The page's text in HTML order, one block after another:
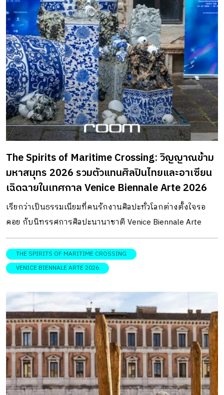
The Spirits of Maritime Crossing: วิญญาณข้าม
มหาสมุทร 2026 รวมตัวแทนศิลปินไทยและอาเซียน
เฉิดฉายในเทศกาล Venice Biennale Arte 2026
เรียกว่าเป็นธรรมเนียมที่คนรักงานศิลปะทั่วโลกต่างตั้งใจรอ
คอย กับนิทรรศการศิลปะนานาชาติ Venice Biennale Arte
หมุดหมายสำคัญของวงการในทุก ๆ 2 ปี และสำหรับปี 2026 นี้
จัดขึ้นเป็นครั้งที่ 61 ภายใต้ชื่อธีมงานว่า “In Minor Keys ” เพื่อ
แสดงออกถึงเสียงที่ไม่เคยถูกให้ความสำคัญ ด้วยการเล่าเรื่อง
ขัดแย้งจากโครงสร้างทางสังคมและการเมือง และข้อคิดทาง
ด้านทรัพยากรน้ำ โดยทุกปีของ Venice Biennale Arte มักแบ่ง
พื้นที่จัดแสดงงานศิลปะออกเป็น 2 พื้นที่หลัก คือ Giardini della
Biennale และ Arsenale di Venezia แล้วเพิ่มเติมงานน่าสนใจอีก
มากมายตามสถานที่ต่าง ๆ ในเมืองเวนิส อาทิ งาน The Spirits
of Maritime Crossing ของศิลปินไทยและอาเซียนที่ Palazzo
Rocco Contarini Corfu และงาน […]
THE SPIRITS OF MARITIME CROSSING
VENICE BIENNALE ARTE 2026